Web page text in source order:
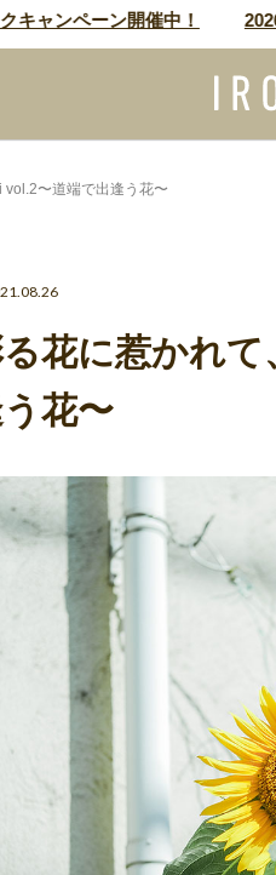
ペーン開催中！ 2026年夏
vol.2〜道端で出逢う花〜
る花に惹かれ
花〜